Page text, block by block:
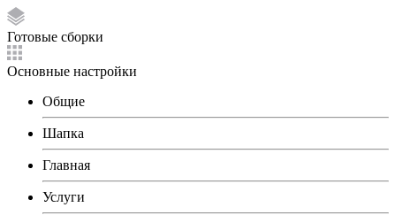
Готовые сборки
Основные настройки
Общие
Шапка
Главная
Услуги